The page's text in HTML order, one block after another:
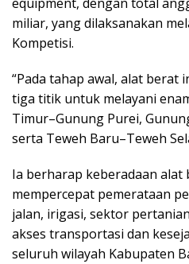
miliar, yang dilaksanakan
Kompetisi.
“Pada tahap awal, alat berat
tiga titik untuk melayani
Timur–Gunung Purei,
serta Teweh Baru–Teweh
Ia berharap keberadaan
mempercepat pemerataan
jalan, irigasi, sektor
akses transportasi dan
seluruh wilayah Kabupaten